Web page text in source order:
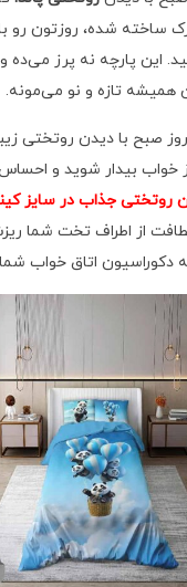
ساخته شده، روزتون
این پارچه نه پرز می‌ده
همیشه تازه و نو می‌مونه.
صبح با دیدن روتختی
خواب بیدار شوید و
روتختی جذاب در سایز
لطافت از اطراف تخت شما
دکوراسیون اتاق خواب